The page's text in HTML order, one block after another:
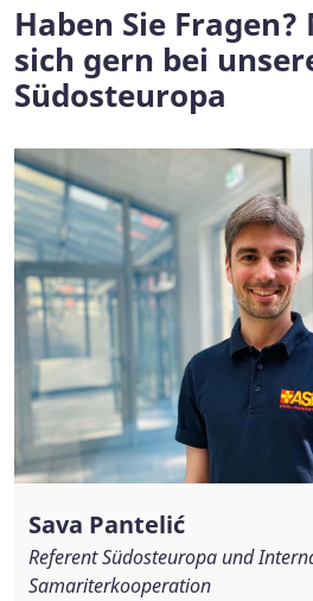
Haben Sie Fragen?
sich gern bei
Südosteuropa
Sava Pantelić
Referent Südosteuropa und
Samariterkooperation